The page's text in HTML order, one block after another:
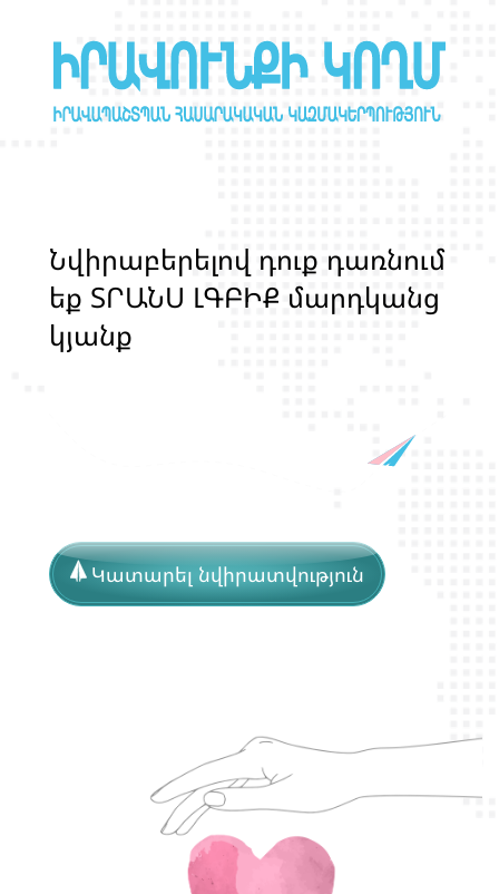
Նվիրաբերելով դոք դառնոմ
եք ՏՐԱՆՍ ԼԳԲԻՔ մարդկանց
կյանք
Կատարել նվիրատվություն